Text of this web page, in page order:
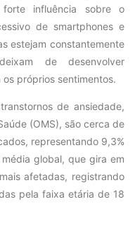
influência sobre o
de smartphones e
estejam constantemente
de desenvolver
próprios sentimentos.
de ansiedade,
(OMS), são cerca de
representando 9,3%
global, que gira em
afetadas, registrando
pela faixa etária de 18